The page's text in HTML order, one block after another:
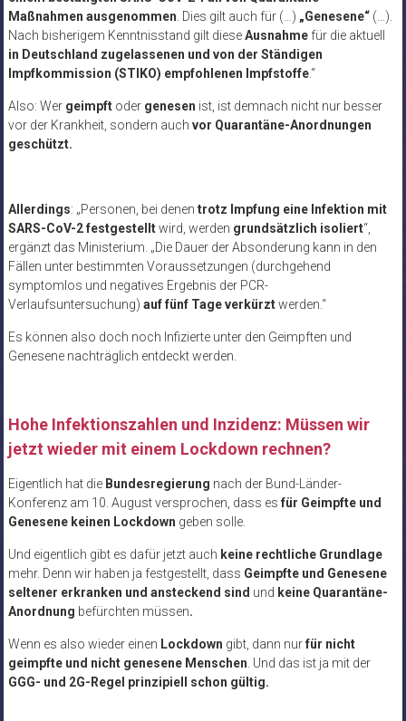
Maßnahmen ausgenommen . Dies gilt auch für (…) „Genesene“(…).
Nach bisherigem Kenntnisstand gilt dieseAusnahmefür die aktuell
in Deutschland zugelassenen und von der Ständigen
Impfkommission (STIKO) empfohlenen Impfstoffe.“
Also: Wer geimpftoder genesen ist, ist demnach nicht nur besser
vor der Krankheit, sondern auch vor Quarantäne-Anordnungen
geschützt.
Allerdings: „Personen, bei denen trotz Impfung eine Infektion mit
SARS-CoV-2 festgestelltwird, werden grundsätzlich isoliert“,
ergänzt das Ministerium. „Die Dauer der Absonderung kann in den
Fällen unter bestimmten Voraussetzungen (durchgehend
symptomlos und negatives Ergebnis der PCR-
Verlaufsuntersuchung) auf fünf Tage verkürztwerden.“
Es können also doch noch Infizierte unter den Geimpften und
Genesene nachträglich entdeckt werden.
Hohe Infektionszahlen und Inzidenz: Müssen wir
jetzt wieder mit einem Lockdown rechnen?
Eigentlich hat die Bundesregierung nach der Bund-Länder-
Konferenz am 10. August versprochen, dass es für Geimpfte und
Genesene keinen Lockdown geben solle.
Und eigentlich gibt es dafür jetzt auch keine rechtliche Grundlage
mehr. Denn wir haben ja festgestellt, dass Geimpfte und Genesene
seltener erkranken und ansteckend sind und keine Quarantäne-
Anordnung befürchten müssen.
Wenn es also wieder einen Lockdown gibt, dann nurfür nicht
geimpfte und nicht genesene Menschen . Und das ist ja mit der
GGG- und 2G-Regel prinzipiell schon gültig.